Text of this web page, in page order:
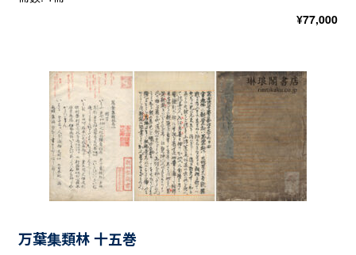
¥77,000
万葉集類林 十五巻